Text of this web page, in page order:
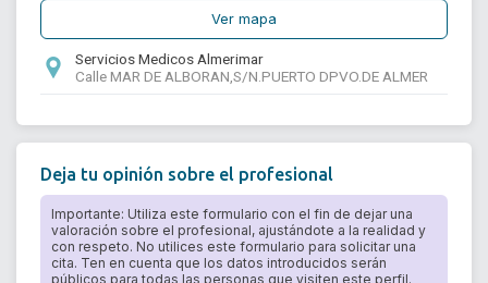
Ver mapa
Servicios Medicos Almerimar
Calle MAR DE ALBORAN,S/N.PUERTO DPVO.DE ALMER
Deja tu opinión sobre el profesional
Importante: Utiliza este formulario con el fin de dejar una
valoración sobre el profesional, ajustándote a la realidad y
con respeto. No utilices este formulario para solicitar una
cita. Ten en cuenta que los datos introducidos serán
públicos para todas las personas que visiten este perfil.